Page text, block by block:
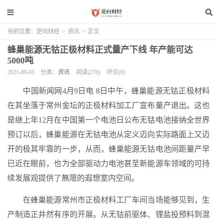
当前位置： 逆向财经 > 资讯 > 正文
蜂巢能源无钴正极材料正式量产下线 年产能可达
5000吨
2021-09-03 分类： 资讯 阅读(276) 评论(0)
中国新闻网4月9日电 8日中午，蜂巢能源无钴正极材料
在其坐落于常州金坛的正极材料加工厂宣布量产退出。这也
是继上年12月在中国第一个电池日公布无钴电池接纳全世界
预订以后，蜂巢能源在无钴电池从定义迈向实际路面上又迈
开的极其牢靠的一步，从而，蜂巢能源无钴电池间距量产早
已近在眼前，也为全部驱动力电池甚至新能源车领域的可持
续发展观提供了無限的遐想室内空间。
在蜂巢能源常州市正极材料工厂车间当场能够见到，生
产制造正井然有序的开展。从无钴前驱体、锂盐投预料到混